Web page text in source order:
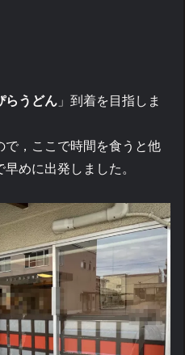
らうどん 」到着を目指しま
，ここで時間を食うと他
めに出発しました。